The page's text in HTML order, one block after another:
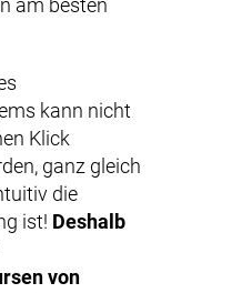
am besten
kann nicht
Klick
ganz gleich
die
ist! Deshalb
von